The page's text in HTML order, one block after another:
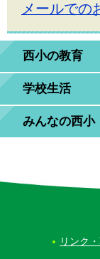
西小の教育
学校生活
みんなの西小
メールでの
リンク